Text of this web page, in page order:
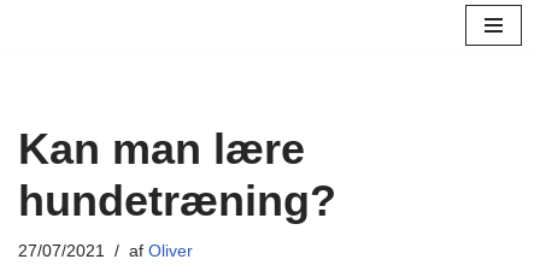
Kan man lære
hundetræning?
27/07/2021 af Oliver